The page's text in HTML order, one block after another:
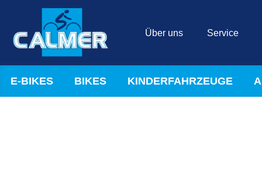
Über uns Service
E-BIKES BIKES KINDERFAHRZEUGE